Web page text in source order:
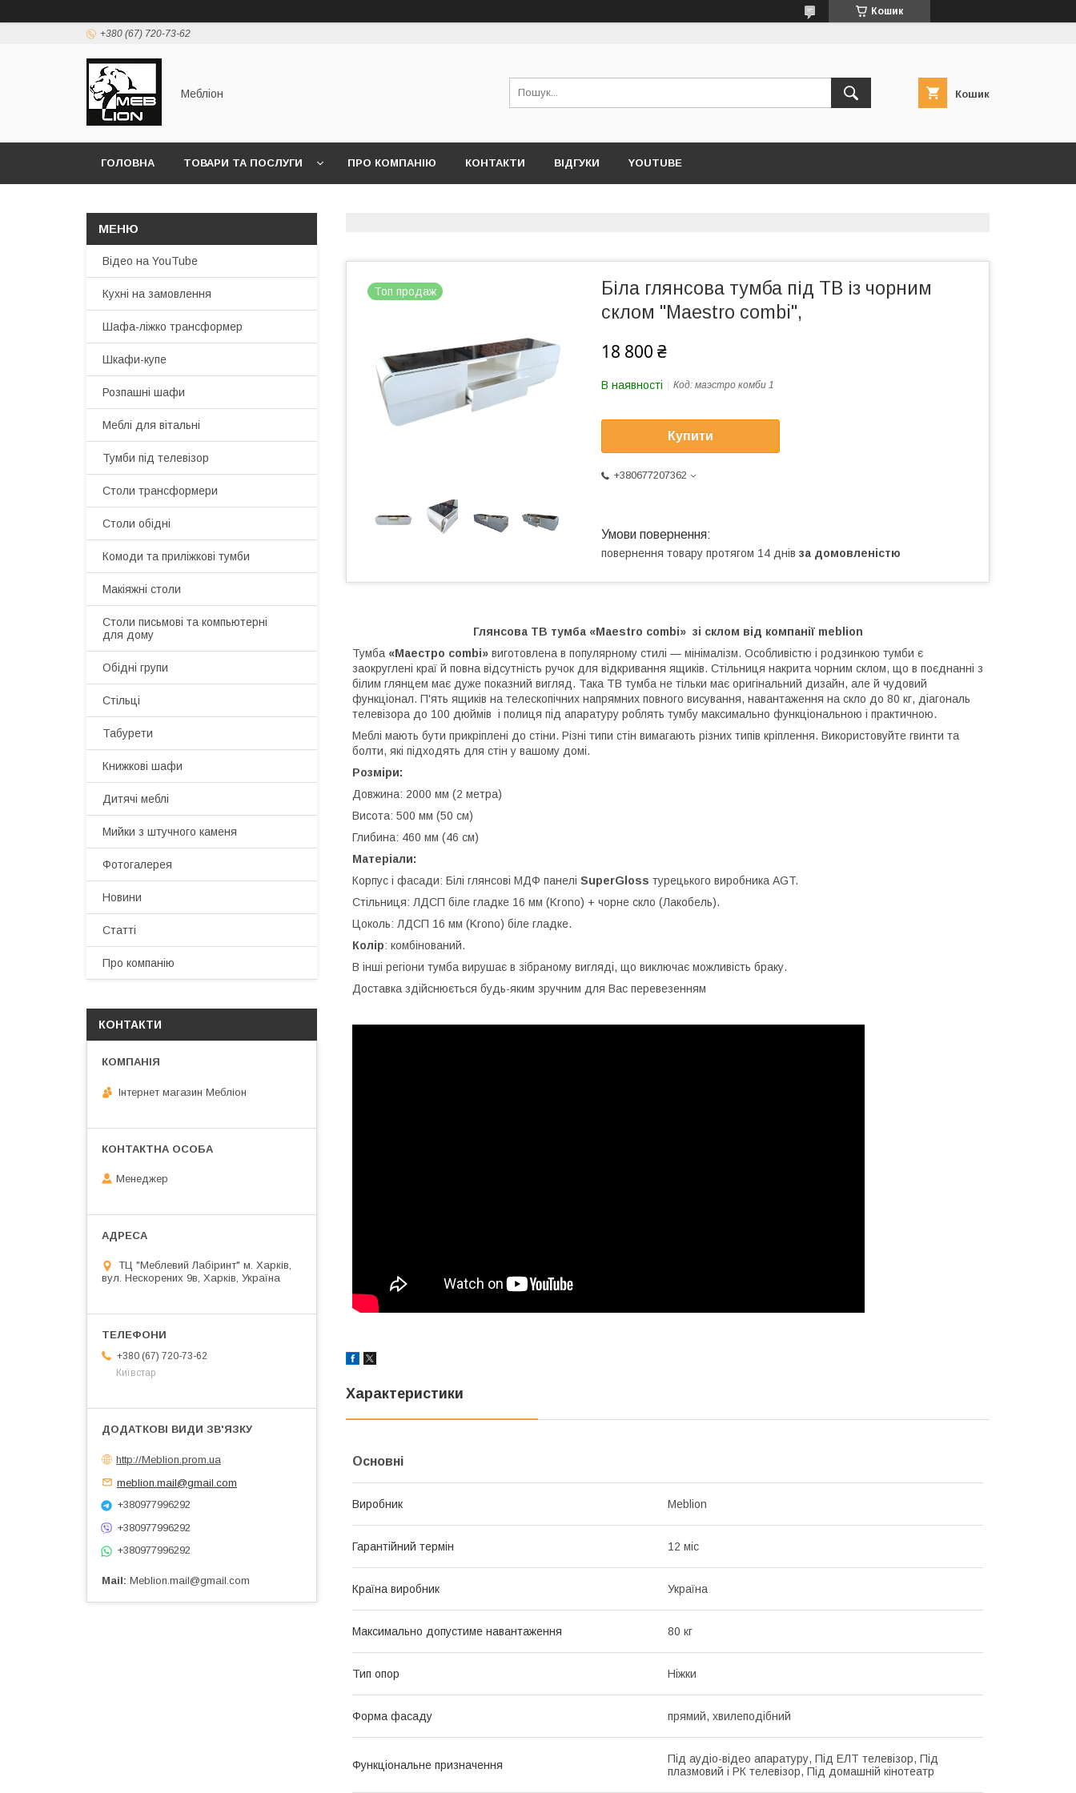
Кошик
+380 (67) 720-73-62
Мебліон Кошик
ГОЛОВНА ТОВАРИ ТА ПОСЛУГИ ПРО КОМПАНІЮ КОНТАКТИ ВІДГУКИ YOUTUBE
Топ продаж
Біла глянсова тумба під ТВ із чорним
склом "Maestro combi",
18 800 ₴
В наявності Код: маэстро комби 1
Купити
+380677207362
повернення товару протягом 14 днів за домовленістю
Глянсова ТВ тумба «Maestro combi» зі склом від компанії meblion
Тумба «Маестро combi» виготовлена в популярному стилі — мінімалізм. Особливістю і родзинкою тумби є
заокруглені краї й повна відсутність ручок для відкривання ящиків. Стільниця накрита чорним склом, що в поєднанні з
білим глянцем має дуже показний вигляд. Така ТВ тумба не тільки має оригінальний дизайн, але й чудовий
функціонал. П'ять ящиків на телескопічних напрямних повного висування, навантаження на скло до 80 кг, діагональ
телевізора до 100 дюймів і полиця під апаратуру роблять тумбу максимально функціональною і практичною.
Меблі мають бути прикріплені до стіни. Різні типи стін вимагають різних типів кріплення. Використовуйте гвинти та
болти, які підходять для стін у вашому домі.
Розміри:
Довжина: 2000 мм (2 метра)
Висота: 500 мм (50 см)
Глибина: 460 мм (46 см)
Матеріали:
Корпус і фасади: Білі глянсові МДФ панелі SuperGloss турецького виробника AGT.
Стільниця: ЛДСП біле гладке 16 мм (Krono) + чорне скло (Лакобель).
Цоколь: ЛДСП 16 мм (Krono) біле гладке.
Колір: комбінований.
В інші регіони тумба вирушає в зібраному вигляді, що виключає можливість браку.
Доставка здійснюється будь-яким зручним для Вас перевезенням
Характеристики
Основні
Виробник Meblion
Гарантійний термін 12 міс
Країна виробник Україна
Максимально допустиме навантаження 80 кг
Тип опор Ніжки
Форма фасаду прямий, хвилеподібний
Функціональне призначення
Під аудіо-відео апаратуру, Під ЕЛТ телевізор, Під
плазмовий і РК телевізор, Під домашній кінотеатр
Відео на YouTube
Кухні на замовлення
Шафа-ліжко трансформер
Шкафи-купе
Розпашні шафи
Меблі для вітальні
Тумби під телевізор
Столи трансформери
Столи обідні
Комоди та приліжкові тумби
Макіяжні столи
Cтоли письмові та компьютерні
для дому
Обідні групи
Стільці
Табурети
Книжкові шафи
Дитячі меблі
Мийки з штучного каменя
Фотогалерея
Новини
Статті
Про компанію
КОНТАКТИ
Інтернет магазин Мебліон
Менеджер
ТЦ "Меблевий Лабіринт" м. Харків,
вул. Нескорених 9в, Харків, Україна
+380 (67) 720-73-62
Київстар
http://Meblion.prom.ua
meblion.mail@gmail.com
+380977996292
+380977996292
+380977996292
Мail Meblion.mail@gmail.com